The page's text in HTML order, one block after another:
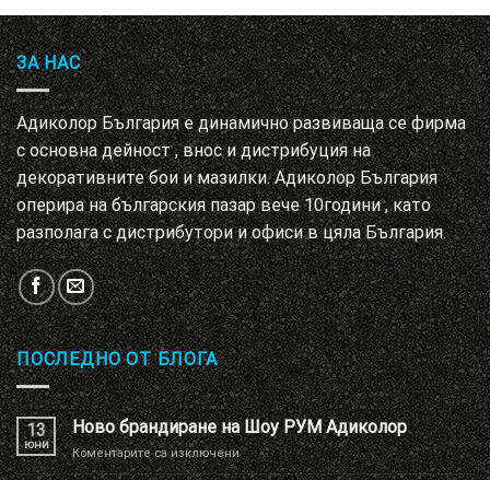
ЗА НАС
Адиколор България е динамично развиваща се фирма
с основна дейност , внос и дистрибуция на
декоративните бои и мазилки. Адиколор България
оперира на българския пазар вече 10години , като
разполага с дистрибутори и офиси в цяла България.
ПОСЛЕДНО ОТ БЛОГА
13
юни
Ново брандиране на Шоу РУМ Адиколор
Коментарите са изключениза
Ново